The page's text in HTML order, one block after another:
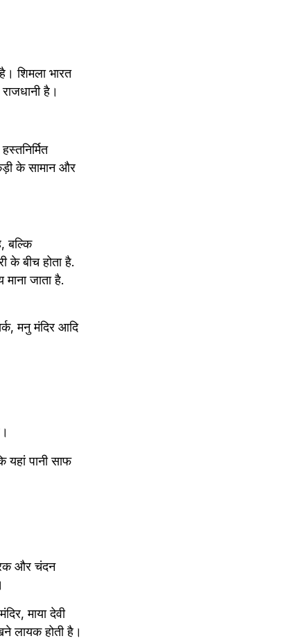
शिमला भारत
है।
के सामान और
बल्कि
के बीच होता है.
जाता है.
मनु मंदिर आदि
यहां पानी साफ
और चंदन
माया देवी
लायक होती है।